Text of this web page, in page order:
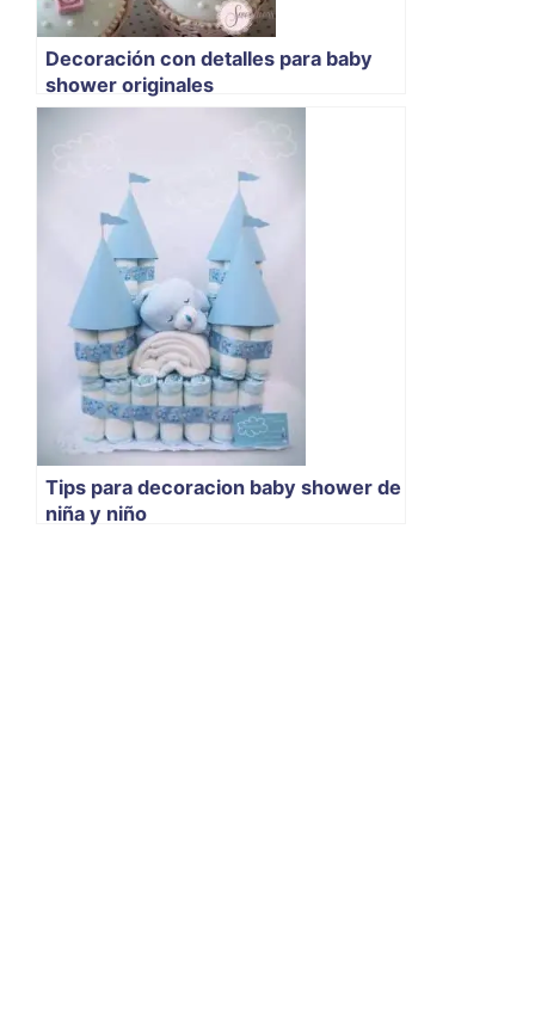
Decoración con detalles para baby
shower originales
Tips para decoracion baby shower de
niña y niño